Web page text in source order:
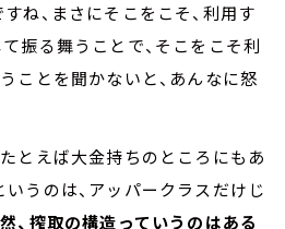
ね、まさにそこをこそ、利用す
振る舞うことで、そこをこそ利
ことを聞かないと、あんなに怒
とえば大金持ちのところにもあ
うのは、アッパークラスだけじ
、搾取の構造っていうのはある